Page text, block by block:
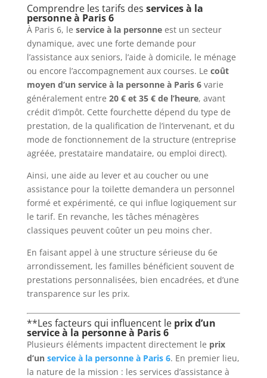
Comprendre les tarifs des services à la
personne à Paris 6
À Paris 6, le service à la personneest un secteur
dynamique, avec une forte demande pour
l’assistance aux seniors, l’aide à domicile, le ménage
ou encore l’accompagnement aux courses. Le coût
moyen d’un service à la personne à Paris 6varie
généralement entre 20 € et 35 € de l’heure, avant
crédit d’impôt. Cette fourchette dépend du type de
prestation, de la qualification de l’intervenant, et du
mode de fonctionnement de la structure (entreprise
agréée, prestataire mandataire, ou emploi direct).
Ainsi, une aide au lever et au coucher ou une
assistance pour la toilette demandera un personnel
formé et expérimenté, ce qui influe logiquement sur
le tarif. En revanche, les tâches ménagères
classiques peuvent coûter un peu moins cher.
En faisant appel à une structure sérieuse du 6e
arrondissement, les familles bénéficient souvent de
prestations personnalisées, bien encadrées, et d’une
transparence sur les prix.
**Les facteurs qui influencent le prix d’un
service à la personne à Paris 6
Plusieurs éléments impactent directement le prix
d’un service à la personne à Paris 6. En premier lieu,
la nature de la mission : les services d’assistance à